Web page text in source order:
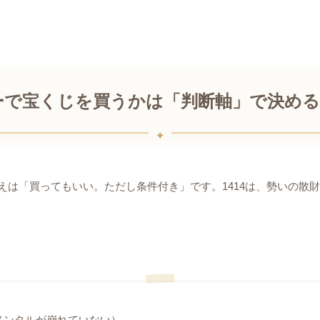
宝くじを買うかは「判断軸」で決める
は「買ってもいい。ただし条件付き」です。1414は、勢いの散